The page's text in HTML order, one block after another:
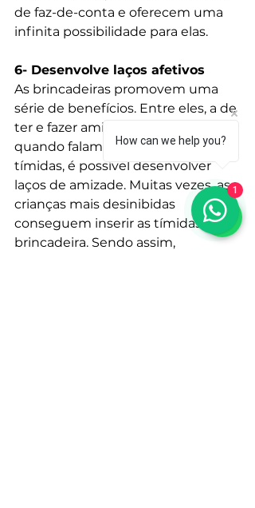
de faz-de-conta e oferecem uma
infinita possibilidade para elas.
6- Desenvolve laços afetivos
As brincadeiras promovem uma
série de benefícios. Entre eles, a de
ter e fazer amigos. Até mesmo
quando falamos de crianças
tímidas, é possível desenvolver
laços de amizade. Muitas vezes, as
crianças mais desinibidas
conseguem inserir as tímidas na
brincadeira. Sendo assim,
How can we help you?
1